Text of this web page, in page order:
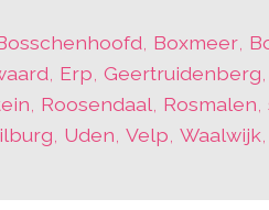
Boxmeer,
Erp Geertruidenberg
Roosendaal Rosmalen
Uden Velp Waalwijk